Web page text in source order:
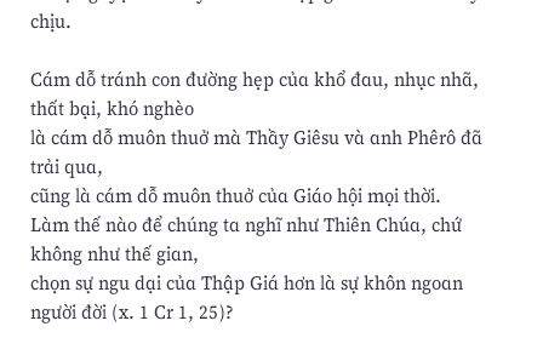
chịu.
Cám dỗ tránh con đường hẹp của khổ đau, nhục nhã,
thất bại, khó nghèo
là cám dỗ muôn thuở mà Thầy Giêsu và anh Phêrô đã
trải qua,
cũng là cám dỗ muôn thuở của Giáo hội mọi thời.
Làm thế nào để chúng ta nghĩ như Thiên Chúa, chứ
không như thế gian,
chọn sự ngu dại của Thập Giá hơn là sự khôn ngoan
người đời (x. 1 Cr 1, 25)?